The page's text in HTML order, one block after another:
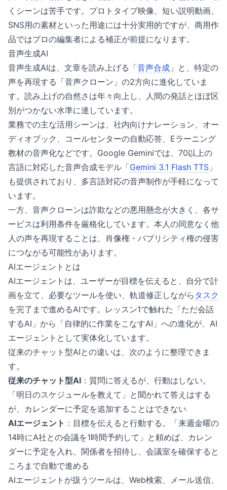
くシーンは苦手です。プロトタイプ映像、短い説明動画、
SNS用の素材といった用途には十分実用的ですが、商用作
品ではプロの編集者による補正が前提になります。
音声生成AI
音声生成AIは、文章を読み上げる「音声合成 」と、特定の
声を再現する「音声クローン」の2方向に進化していま
す。読み上げの自然さは年々向上し、人間の発話とほぼ区
別がつかない水準に達しています。
業務での主な活用シーンは、社内向けナレーション、オー
ディオブック、コールセンターの自動応答、Eラーニング
教材の音声化などです。Google Geminiでは、70以上の
言語に対応した音声合成モデル「Gemini 3.1 Flash TTS 」
も提供されており、多言語対応の音声制作が手軽になって
います。
一方、音声クローンは詐欺などの悪用懸念が大きく、各サ
ービスは利用条件を厳格化しています。本人の同意なく他
人の声を再現することは、肖像権・パブリシティ権の侵害
につながる可能性があります。
AIエージェントとは
AIエージェントは、ユーザーが目標を伝えると、自分で計
画を立て、必要なツールを使い、軌道修正しながら タスク
を完了まで進めるAIです。レッスン1で触れた「ただ会話
するAI」から「自律的に作業をこなすAI」への進化が、AI
エージェントとして実体化しています。
従来のチャット型AIとの違いは、次のように整理できま
す。
従来のチャット型AI ：質問に答えるが、行動はしない。
「明日のスケジュールを教えて」と聞かれて答えはする
が、カレンダーに予定を追加することはできない
AIエージェント ：目標を伝えると行動する。「来週金曜の
14時にA社との会議を1時間予約して」と頼めば、カレン
ダーに予定を入れ、関係者を招待し、会議室を確保すると
ころまで自動で進める
AIエージェントが扱うツールは、Web検索、メール送信、